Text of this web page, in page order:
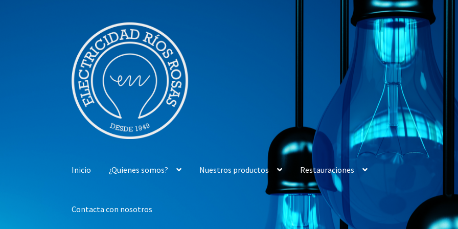
la
navegación
contenido
Inicio ¿Quienes somos? Nuestros productos Restauraciones
Contacta con nosotros